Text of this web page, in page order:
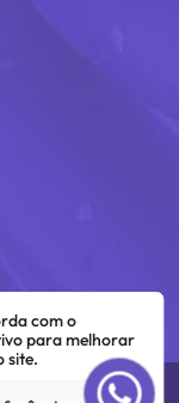
com o
para melhorar
site.
reservados.